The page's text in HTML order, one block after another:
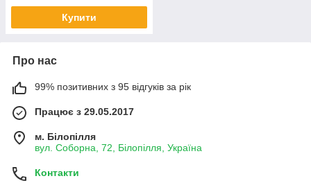
Купити
Про нас
99% позитивних з 95 відгуків за рік
Працює з 29.05.2017
м. Білопілля
вул. Соборна, 72, Білопілля, Україна
Контакти